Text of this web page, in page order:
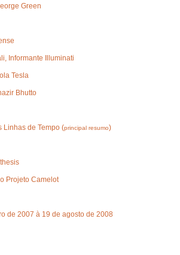
Green
Informante Illuminati
Tesla
Bhutto
Linhas de Tempo (principal resumo)
Projeto Camelot
de 2007 à 19 de agosto de 2008